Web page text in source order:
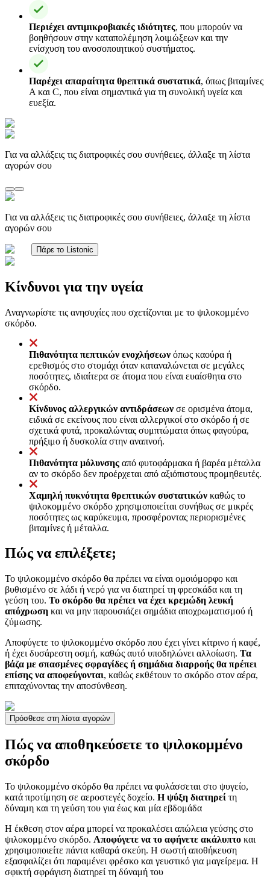
Περιέχει αντιμικροβιακές ιδιότητες, που μπορούν να
βοηθήσουν στην καταπολέμηση λοιμώξεων και την
ενίσχυση του ανοσοποιητικού συστήματος.
Παρέχει απαραίτητα θρεπτικά συστατικά, όπως βιταμίνες
Α και C, που είναι σημαντικά για τη συνολική υγεία και
ευεξία.
Για να αλλάξεις τις διατροφικές σου συνήθειες, άλλαξε τη λίστα
αγορών σου
Για να αλλάξεις τις διατροφικές σου συνήθειες, άλλαξε τη λίστα
αγορών σου
Πάρε το Listonic
Κίνδυνοι για την υγεία
Αναγνωρίστε τις ανησυχίες που σχετίζονται με το ψιλοκομμένο
σκόρδο.
Πιθανότητα πεπτικών ενοχλήσεων όπως καούρα ή
ερεθισμός στο στομάχι όταν καταναλώνεται σε μεγάλες
ποσότητες, ιδιαίτερα σε άτομα που είναι ευαίσθητα στο
σκόρδο.
Κίνδυνος αλλεργικών αντιδράσεων σε ορισμένα άτομα,
ειδικά σε εκείνους που είναι αλλεργικοί στο σκόρδο ή σε
σχετικά φυτά, προκαλώντας συμπτώματα όπως φαγούρα,
πρήξιμο ή δυσκολία στην αναπνοή.
Πιθανότητα μόλυνσης από φυτοφάρμακα ή βαρέα μέταλλα
αν το σκόρδο δεν προέρχεται από αξιόπιστους προμηθευτές.
Χαμηλή πυκνότητα θρεπτικών συστατικών καθώς το
ψιλοκομμένο σκόρδο χρησιμοποιείται συνήθως σε μικρές
ποσότητες ως καρύκευμα, προσφέροντας περιορισμένες
βιταμίνες ή μέταλλα.
Πώς να επιλέξετε;
Το ψιλοκομμένο σκόρδο θα πρέπει να είναι ομοιόμορφο και
βυθισμένο σε λάδι ή νερό για να διατηρεί τη φρεσκάδα και τη
γεύση του. Το σκόρδο θα πρέπει να έχει κρεμώδη λευκή
απόχρωση και να μην παρουσιάζει σημάδια αποχρωματισμού ή
ζύμωσης.
Αποφύγετε το ψιλοκομμένο σκόρδο που έχει γίνει κίτρινο ή καφέ,
ή έχει δυσάρεστη οσμή, καθώς αυτό υποδηλώνει αλλοίωση. Τα
βάζα με σπασμένες σφραγίδες ή σημάδια διαρροής θα πρέπει
επίσης να αποφεύγονται, καθώς εκθέτουν το σκόρδο στον αέρα,
επιταχύνοντας την αποσύνθεση.
Πρόσθεσε στη λίστα αγορών
Πώς να αποθηκεύσετε το ψιλοκομμένο
σκόρδο
Το ψιλοκομμένο σκόρδο θα πρέπει να φυλάσσεται στο ψυγείο,
κατά προτίμηση σε αεροστεγές δοχείο. Η ψύξη διατηρεί τη
δύναμη και τη γεύση του για έως και μία εβδομάδα
Η έκθεση στον αέρα μπορεί να προκαλέσει απώλεια γεύσης στο
ψιλοκομμένο σκόρδο. Αποφύγετε να το αφήνετε ακάλυπτο και
χρησιμοποιείτε πάντα καθαρά σκεύη. Η σωστή αποθήκευση
εξασφαλίζει ότι παραμένει φρέσκο και γευστικό για μαγείρεμα. Η
σφικτή σφράγιση διατηρεί τη δύναμή του